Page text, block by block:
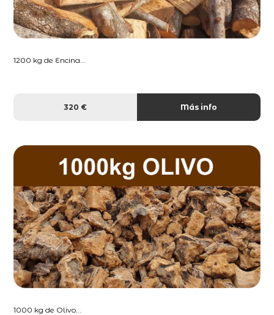
1200 kg de Encina...
320 € Más info
1000 kg de Olivo...